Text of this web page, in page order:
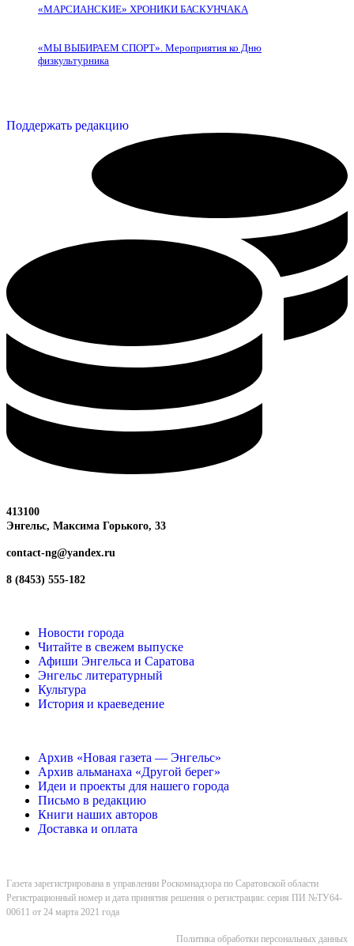
«МАРСИАНСКИЕ» ХРОНИКИ БАСКУНЧАКА
«МЫ ВЫБИРАЕМ СПОРТ». Мероприятия ко Дню
физкультурника
Поддержать редакцию
413100
Энгельс, Максима Горького, 33
contact-ng@yandex.ru
8 (8453) 555-182
Новости города
Читайте в свежем выпуске
Афиши Энгельса и Саратова
Энгельс литературный
Культура
История и краеведение
Архив «Новая газета — Энгельс»
Архив альманаха «Другой берег»
Идеи и проекты для нашего города
Письмо в редакцию
Книги наших авторов
Доставка и оплата
Газета зарегистрирована в управлении Роскомнадзора по Саратовской области
Регистрационный номер и дата принятия решения о регистрации: серия ПИ №ТУ64-
00611 от 24 марта 2021 года
Политика обработки персональных данных